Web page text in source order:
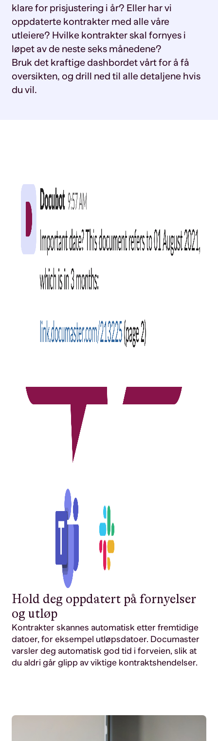
klare for prisjustering i år? Eller har vi
oppdaterte kontrakter med alle våre
utleiere? Hvilke kontrakter skal fornyes i
løpet av de neste seks månedene?
Bruk det kraftige dashbordet vårt for å få
oversikten, og drill ned til alle detaljene hvis
du vil.
Hold deg oppdatert på fornyelser
og utløp
Kontrakter skannes automatisk etter fremtidige
datoer, for eksempel utløpsdatoer. Documaster
varsler deg automatisk god tid i forveien, slik at
du aldri går glipp av viktige kontraktshendelser.